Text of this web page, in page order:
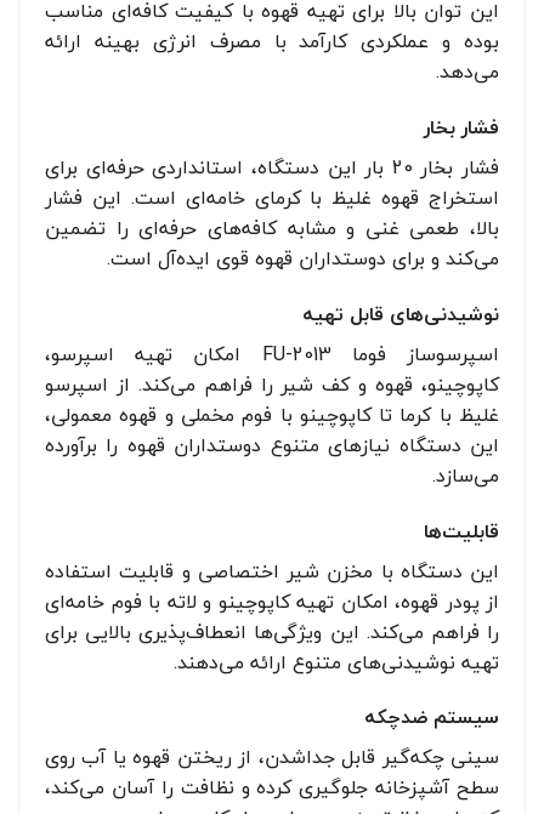
این توان بالا برای تهیه قهوه با کیفیت کافه‌ای مناسب
بوده و عملکردی کارآمد با مصرف انرژی بهینه ارائه
می‌دهد.
فشار بخار
فشار بخار 20 بار این دستگاه، استانداردی حرفه‌ای برای
استخراج قهوه غلیظ با کرمای خامه‌ای است. این فشار
بالا، طعمی غنی و مشابه کافه‌های حرفه‌ای را تضمین
می‌کند و برای دوستداران قهوه قوی ایده‌آل است.
نوشیدنی‌های قابل تهیه
اسپرسوساز فوما FU-2013 امکان تهیه اسپرسو،
کاپوچینو، قهوه و کف شیر را فراهم می‌کند. از اسپرسو
غلیظ با کرما تا کاپوچینو با فوم مخملی و قهوه معمولی،
این دستگاه نیازهای متنوع دوستداران قهوه را برآورده
می‌سازد.
قابلیت‌ها
این دستگاه با مخزن شیر اختصاصی و قابلیت استفاده
از پودر قهوه، امکان تهیه کاپوچینو و لاته با فوم خامه‌ای
را فراهم می‌کند. این ویژگی‌ها انعطاف‌پذیری بالایی برای
تهیه نوشیدنی‌های متنوع ارائه می‌دهند.
سیستم ضدچکه
سینی چکه‌گیر قابل جداشدن، از ریختن قهوه یا آب روی
سطح آشپزخانه جلوگیری کرده و نظافت را آسان می‌کند،